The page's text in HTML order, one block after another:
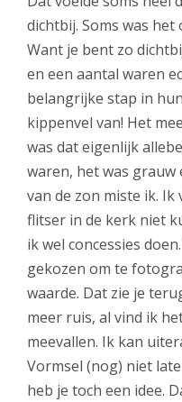
dichtbij. Soms was
Want je bent zo
en een aantal waren
belangrijke stap in
kippenvel van! Het
was dat eigenlijk
waren, het was
van de zon miste ik.
flitser in de kerk niet
ik wel concessies
gekozen om te
waarde. Dat zie je
meer ruis, al vind ik
meevallen. Ik kan
Vormsel (nog) niet
heb je toch een idee.